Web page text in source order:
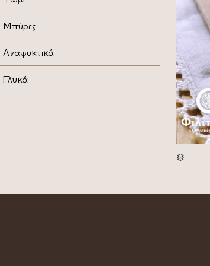

Μπύρες
Αναψυκτικά
Γλυκά